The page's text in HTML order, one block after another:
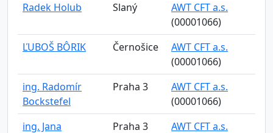
Radek Holub
Slaný
AWT CFT a.s.
(00001066)
ĽUBOŠ BÔRIK
Černošice
AWT CFT a.s.
(00001066)
ing. Radomír
Bockstefel
Praha 3
AWT CFT a.s.
(00001066)
ing. Jana
Praha 3
AWT CFT a.s.